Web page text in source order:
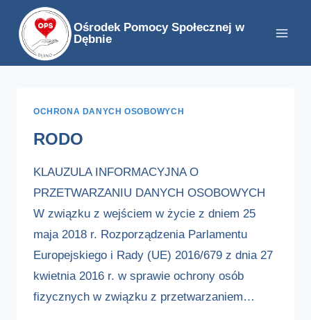
Przejdź
treści
Ośrodek Pomocy Społecznej w
Dębnie
OCHRONA DANYCH OSOBOWYCH
RODO
KLAUZULA INFORMACYJNA O
PRZETWARZANIU DANYCH OSOBOWYCH
W związku z wejściem w życie z dniem 25
maja 2018 r. Rozporządzenia Parlamentu
Europejskiego i Rady (UE) 2016/679 z dnia 27
kwietnia 2016 r. w sprawie ochrony osób
fizycznych w związku z przetwarzaniem…